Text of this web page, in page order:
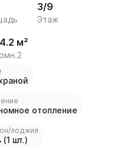
3/9
Этаж
м²
отопление
лоджия
(1 шт.)